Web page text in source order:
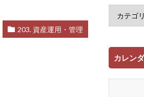
203. 資産運用・管理
カレン